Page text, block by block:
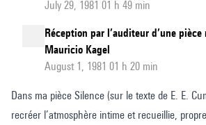
July 29, 1981 01 h 49 min
Réception par l’auditeur d’une
Mauricio Kagel
August 1, 1981 01 h 20 min
Dans ma pièce Silence (sur le texte de E. E.
recréer l’atmosphère intime et recueillie,